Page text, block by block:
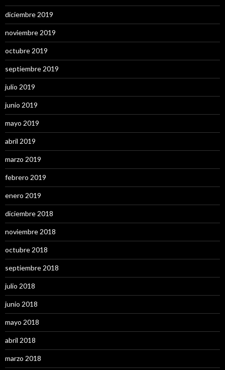
diciembre 2019
noviembre 2019
octubre 2019
septiembre 2019
julio 2019
junio 2019
mayo 2019
abril 2019
marzo 2019
febrero 2019
enero 2019
diciembre 2018
noviembre 2018
octubre 2018
septiembre 2018
julio 2018
junio 2018
mayo 2018
abril 2018
marzo 2018